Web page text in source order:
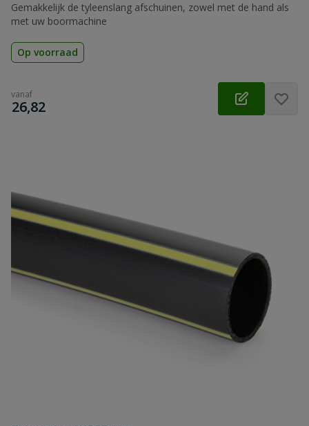
Gemakkelijk de tyleenslang afschuinen, zowel met de hand als
met uw boormachine
Op voorraad
vanaf
€
26,82